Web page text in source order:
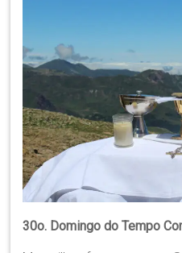
Paulo
Episcopal
Sé
Setor
Bom
Retiro
30o. Domingo do Tempo